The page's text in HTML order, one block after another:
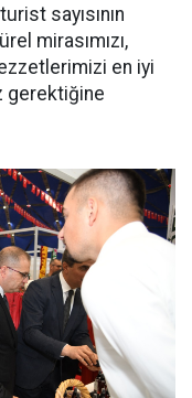
sayısının
mirasımızı,
en iyi
gerektiğine